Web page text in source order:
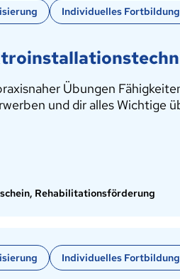
Individuelles
Übungen
und dir alles Wichtige
Rehabilitationsförderung
Individuelles